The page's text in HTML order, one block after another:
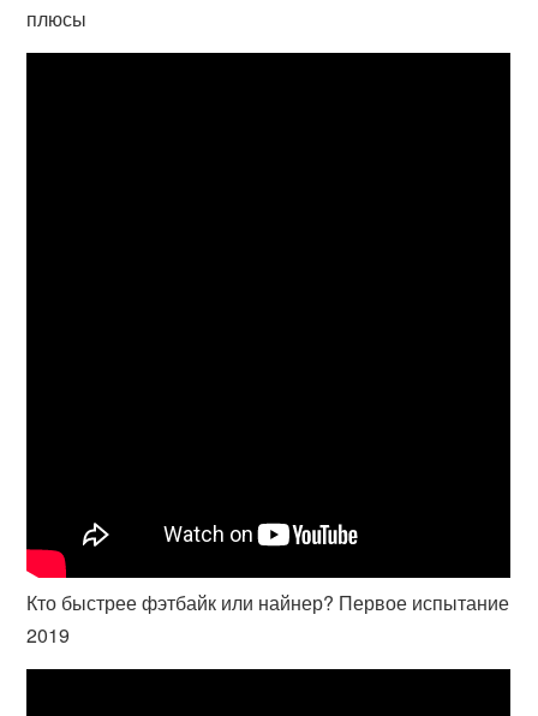
плюсы
Кто быстрее фэтбайк или найнер? Первое испытание
2019